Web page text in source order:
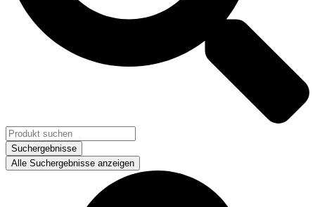
Suchergebnisse
Alle Suchergebnisse anzeigen